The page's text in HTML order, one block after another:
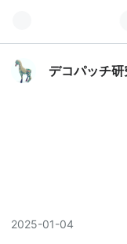
デコパッチ
2025-01-04